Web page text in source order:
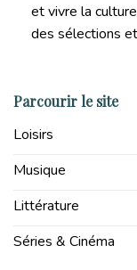
et vivre la
des sélections
Parcourir le site
Loisirs
Musique
Littérature
Séries & Cinéma